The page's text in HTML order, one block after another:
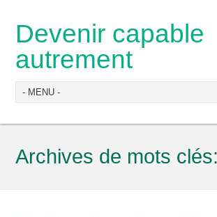
Devenir capable
autrement
Archives de mots